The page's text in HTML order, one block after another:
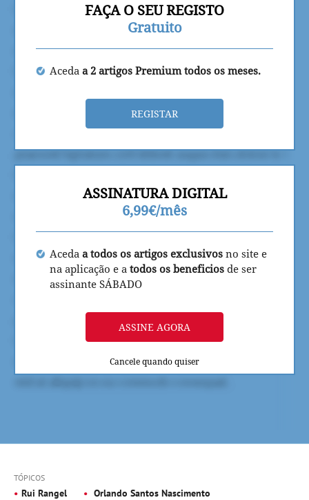
FAÇA O SEU REGISTO
Gratuito
Aceda a 2 artigos Premium todos os meses.
REGISTAR
ASSINATURA DIGITAL
6,99€/mês
Aceda a todos os artigos exclusivos no site e
na aplicação e a todos os beneficios de ser
assinante SÁBADO
ASSINE AGORA
Cancele quando quiser
TÓPICOS
Rui Rangel
Orlando Santos Nascimento